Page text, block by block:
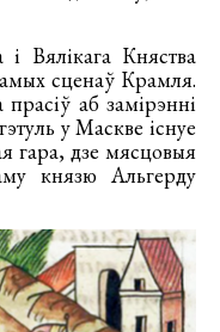
Вялікага Княства
сценаў Крамля.
прасіў аб замірэнні
у Маскве існуе
гара, дзе мясцовыя
князю Альгерду